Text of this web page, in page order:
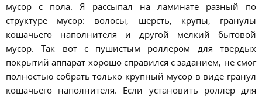
мусор с пола. Я рассыпал на ламинате разный по
структуре мусор: волосы, шерсть, крупы, гранулы
кошачьего наполнителя и другой мелкий бытовой
мусор. Так вот с пушистым роллером для твердых
покрытий аппарат хорошо справился с заданием, не смог
полностью собрать только крупный мусор в виде гранул
кошачьего наполнителя. Если установить роллер для